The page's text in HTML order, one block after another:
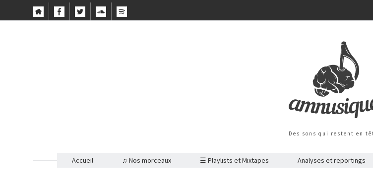
Des sons qui restent en
Accueil ♫ Nos morceaux ☰ Playlists et Mixtapes Analyses et reportings